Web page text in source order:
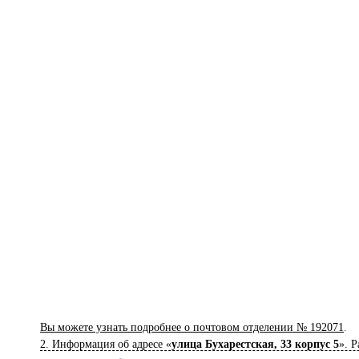
Вы можете узнать подробнее о почтовом отделении № 192071
2. Информация об адресе «улица Бухарестская, 33 корпус 5».